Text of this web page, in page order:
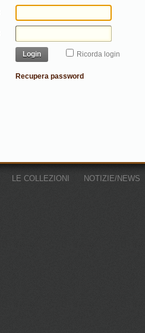
Login Ricorda login
Recupera password
LE COLLEZIONI NOTIZIE/NEWS